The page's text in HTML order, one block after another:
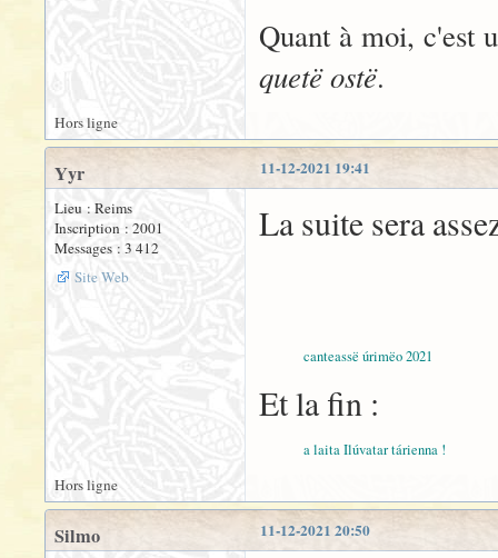
Quant à moi, c'est
quetë ostë.
Hors ligne
11-12-2021 19:41
Yyr
Lieu : Reims
Inscription : 2001
Messages : 3 412
Site Web
La
canteassë úrimëo 2021
Et la fin :
a laita Ilúvatar tárienna !
Hors ligne
11-12-2021 20:50
Silmo